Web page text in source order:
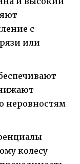
с
или
неровностям
колесу